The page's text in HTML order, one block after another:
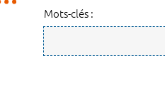
Mots-clés :